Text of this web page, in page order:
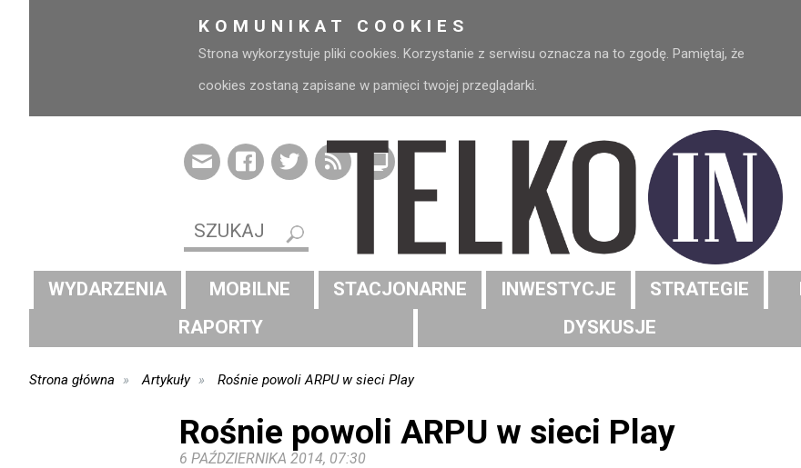
KOMUNIKAT COOKIES
Strona wykorzystuje pliki cookies. Korzystanie z serwisu oznacza na to zgodę. Pamiętaj, że
cookies zostaną zapisane w pamięci twojej przeglądarki.
WYDARZENIA MOBILNE STACJONARNE INWESTYCJE STRATEGIE
RAPORTY
DYSKUSJE
Strona główna Artykuły Rośnie powoli ARPU w sieci Play
Rośnie powoli ARPU w sieci Play
6 PAŹDZIERNIKA 2014, 07:30